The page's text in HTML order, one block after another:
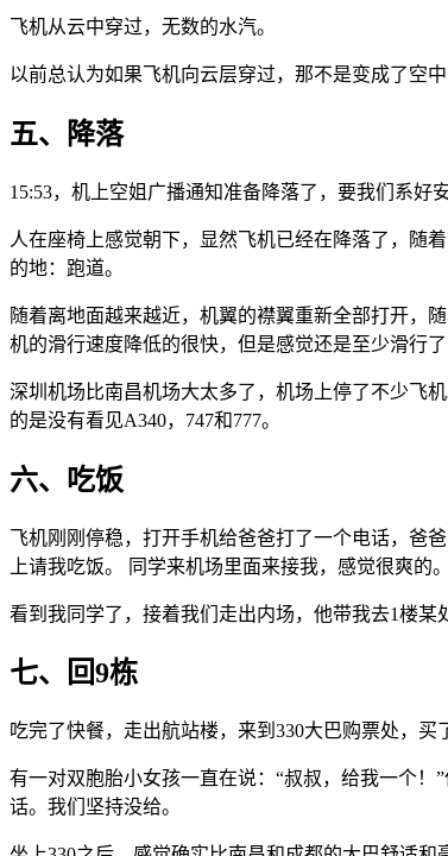
飞机从云中穿过，无数的水汽。
以前总认为如果飞机向云层穿过，那不是变成了空
五、降落
15:53，机上空姐广播通知准备降落了，要我们系好
人在座椅上感觉朝下，显然飞机已经在降落了，随
的地：跑道。
随着离地面越来越近，机翼的襟翼重新全部打开，
机的滑行速度降低的很快，但是感觉还是至少滑行了
深圳机场比南昌机场大太多了，机场上停了不少飞
的是没有看见A340，747和777。
六、吃饭
飞机刚刚停稳，打开手机给爸爸打了一个电话，爸
上请我吃饭。 同学来机场里面来接我，感觉很爽的
看到我同学了，接着我们走出内场，他带我去1楼某
七、回9栋
吃完了快餐，走出航站楼，来到330大巴购票处，买
有一对双胞胎小女孩一直在说：“叔叔，给我一个
话。我们坚持没给。